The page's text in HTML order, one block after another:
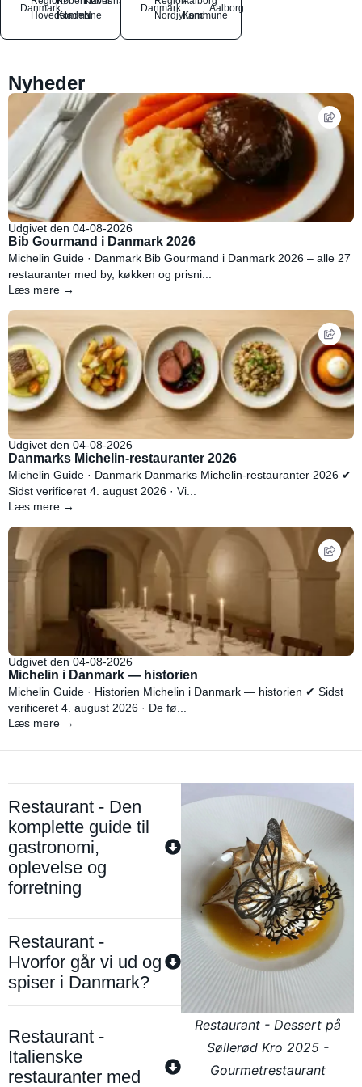
Danmark
Hovedstaden
Kommune
N
Danmark
NordjyllandKommune
Aalborg
Nyheder
Udgivet den 04-08-2026
Bib Gourmand i Danmark 2026
Michelin Guide · Danmark Bib Gourmand i Danmark 2026 – alle 27
restauranter med by, køkken og prisni...
Læs mere →
Udgivet den 04-08-2026
Danmarks Michelin-restauranter 2026
Michelin Guide · Danmark Danmarks Michelin-restauranter 2026 ✔
Sidst verificeret 4. august 2026 · Vi...
Læs mere →
Udgivet den 04-08-2026
Michelin i Danmark — historien
Michelin Guide · Historien Michelin i Danmark — historien ✔ Sidst
verificeret 4. august 2026 · De fø...
Læs mere →
Restaurant - Den
komplette guide til
gastronomi,
oplevelse og
forretning
Restaurant -
Hvorfor går vi ud og
spiser i Danmark?
Restaurant -
Italienske
restauranter med
Restaurant - Dessert på
Søllerød Kro 2025 -
Gourmetrestaurant